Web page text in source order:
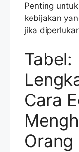
Penting
kebijakan
jika
Tabel:
Cara
Orang